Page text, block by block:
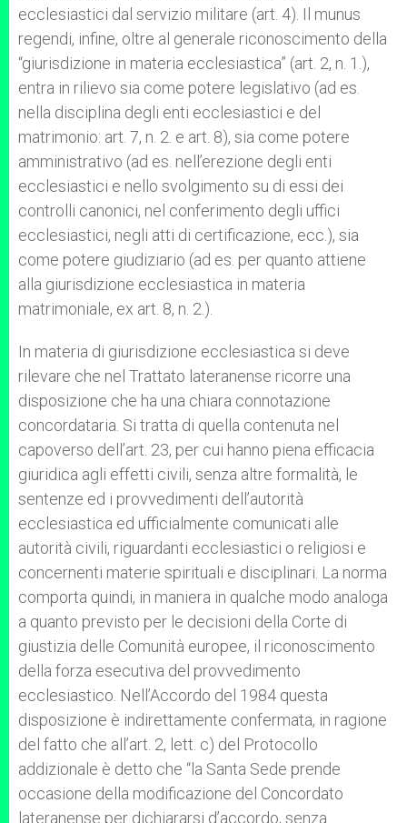
ecclesiastici dal servizio militare (art. 4). Il munus
regendi, infine, oltre al generale riconoscimento della
“giurisdizione in materia ecclesiastica” (art. 2, n. 1.),
entra in rilievo sia come potere legislativo (ad es.
nella disciplina degli enti ecclesiastici e del
matrimonio: art. 7, n. 2. e art. 8), sia come potere
amministrativo (ad es. nell’erezione degli enti
ecclesiastici e nello svolgimento su di essi dei
controlli canonici, nel conferimento degli uffici
ecclesiastici, negli atti di certificazione, ecc.), sia
come potere giudiziario (ad es. per quanto attiene
alla giurisdizione ecclesiastica in materia
matrimoniale, ex art. 8, n. 2.).
In materia di giurisdizione ecclesiastica si deve
rilevare che nel Trattato lateranense ricorre una
disposizione che ha una chiara connotazione
concordataria. Si tratta di quella contenuta nel
capoverso dell’art. 23, per cui hanno piena efficacia
giuridica agli effetti civili, senza altre formalità, le
sentenze ed i provvedimenti dell’autorità
ecclesiastica ed ufficialmente comunicati alle
autorità civili, riguardanti ecclesiastici o religiosi e
concernenti materie spirituali e disciplinari. La norma
comporta quindi, in maniera in qualche modo analoga
a quanto previsto per le decisioni della Corte di
giustizia delle Comunità europee, il riconoscimento
della forza esecutiva del provvedimento
ecclesiastico. Nell’Accordo del 1984 questa
disposizione è indirettamente confermata, in ragione
del fatto che all’art. 2, lett. c) del Protocollo
addizionale è detto che “la Santa Sede prende
occasione della modificazione del Concordato
lateranense per dichiararsi d’accordo, senza